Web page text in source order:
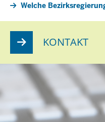
Welche
KONTAKT